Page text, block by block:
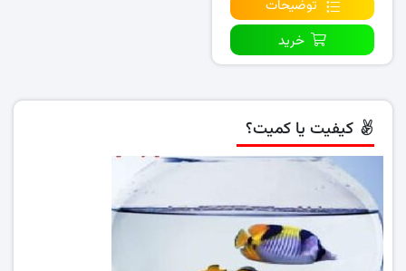
توضیحات
خرید
کیفیت یا کمیت؟